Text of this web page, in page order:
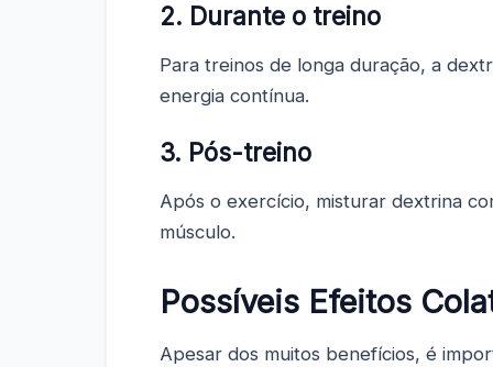
2. Durante o treino
Para treinos de longa duração, a
energia contínua.
3. Pós-treino
Após o exercício, misturar dextrina
músculo.
Possíveis Efeitos
Apesar dos muitos benefícios, é